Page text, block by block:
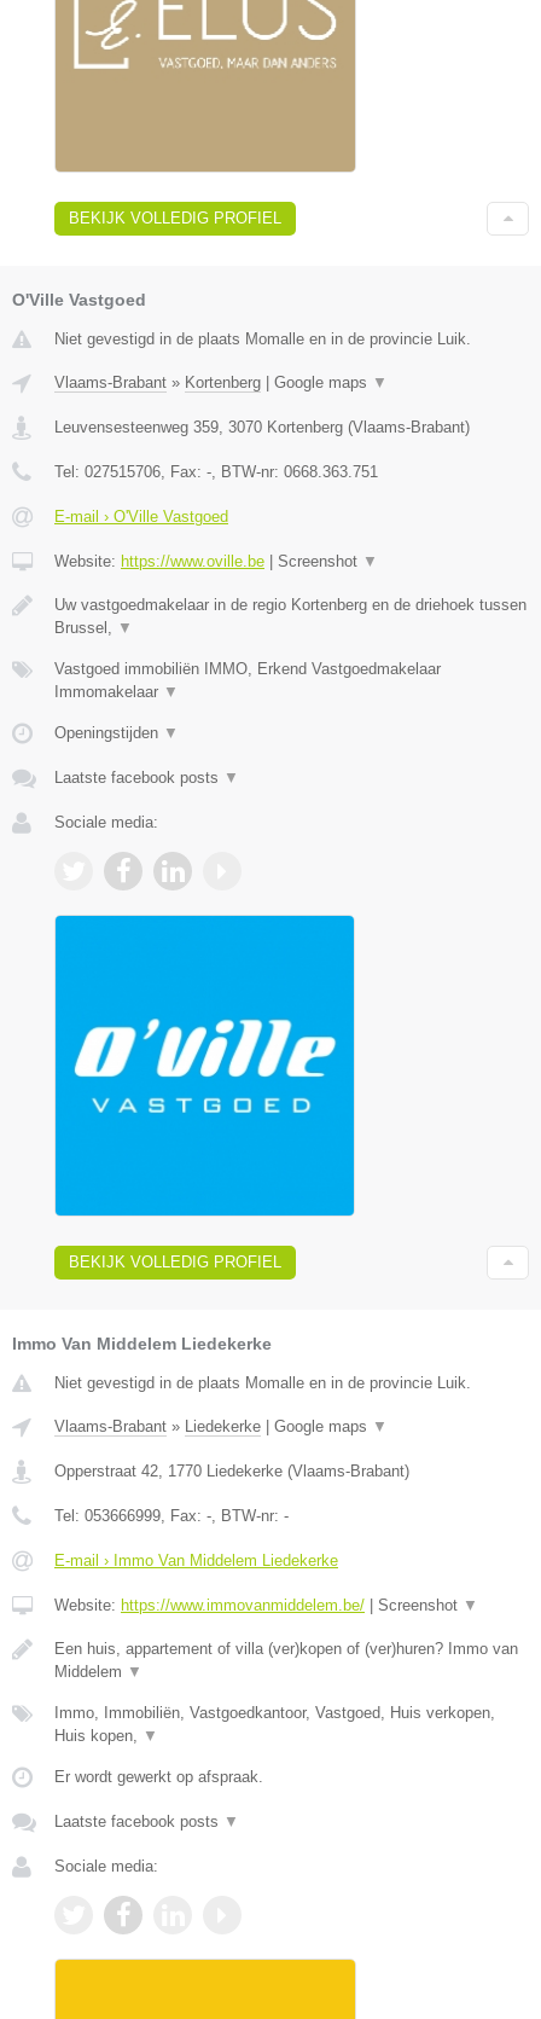
BEKIJK VOLLEDIG PROFIEL
O'Ville Vastgoed
Niet gevestigd in de plaats Momalle en in de provincie Luik.
Vlaams-Brabant » Kortenberg Google maps ▼
Leuvensesteenweg 359, 3070 Kortenberg (Vlaams-Brabant)
Tel: 027515706, Fax: -, BTW-nr: 0668.363.751
E-mail › O'Ville Vastgoed
Website: https://www.oville.be Screenshot ▼
Uw vastgoedmakelaar in de regio Kortenberg en de driehoek tussen
Brussel, ▼
Vastgoed immobiliën IMMO, Erkend Vastgoedmakelaar
Immomakelaar ▼
Openingstijden ▼
Laatste facebook posts ▼
Sociale media:
BEKIJK VOLLEDIG PROFIEL
Immo Van Middelem Liedekerke
Niet gevestigd in de plaats Momalle en in de provincie Luik.
Vlaams-Brabant » Liedekerke Google maps ▼
Opperstraat 42 1770 Liedekerke (Vlaams-Brabant)
Tel: 053666999 , Fax: - , BTW-nr: -
E-mail › Immo Van Middelem Liedekerke
Website: https://www.immovanmiddelem.be/ Screenshot ▼
Een huis, appartement of villa (ver)kopen of (ver)huren? Immo van
Middelem ▼
Immo, Immobiliën, Vastgoedkantoor, Vastgoed, Huis verkopen,
Huis kopen,
▼
Er wordt gewerkt op afspraak.
Laatste facebook posts ▼
Sociale media: